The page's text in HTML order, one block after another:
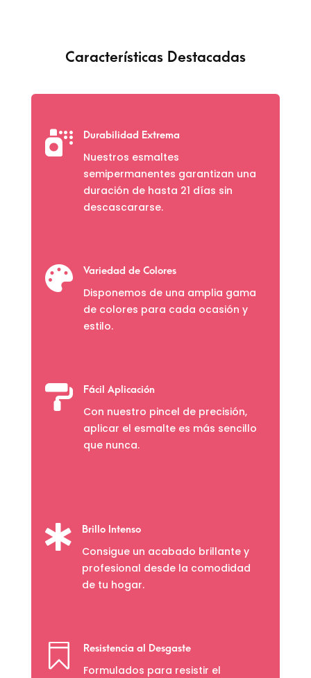
Características Destacadas
 Durabilidad Extrema
Nuestros esmaltes
semipermanentes garantizan una
duración de hasta 21 días sin
descascararse.
 Variedad de Colores
Disponemos de una amplia gama
de colores para cada ocasión y
estilo.
 Fácil Aplicación
Con nuestro pincel de precisión,
aplicar el esmalte es más sencillo
que nunca.
 Brillo Intenso
Consigue un acabado brillante y
profesional desde la comodidad
de tu hogar.
 Resistencia al Desgaste
Formulados para resistir el